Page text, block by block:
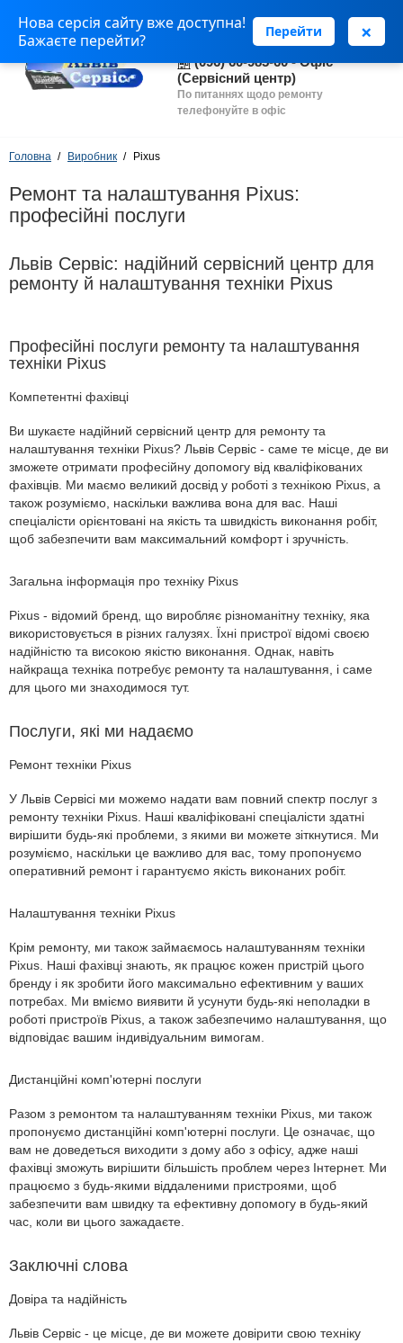
Нова серсія сайту вже доступна!
Бажаєте перейти?
Перейти ×
(063) 243 69 90 - Установка
(096) 60-985-60 - Офіс
(Сервісний центр)
По питаннях щодо ремонту
телефонуйте в офіс
Головна Виробник Pixus
Ремонт та налаштування Pixus:
професійні послуги
Львів Сервіс: надійний сервісний центр для
ремонту й налаштування техніки Pixus
Професійні послуги ремонту та налаштування
техніки Pixus
Компетентні фахівці
Ви шукаєте надійний сервісний центр для ремонту та
налаштування техніки Pixus? Львів Сервіс - саме те місце, де ви
зможете отримати професійну допомогу від кваліфікованих
фахівців. Ми маємо великий досвід у роботі з технікою Pixus, а
також розуміємо, наскільки важлива вона для вас. Наші
спеціалісти орієнтовані на якість та швидкість виконання робіт,
щоб забезпечити вам максимальний комфорт і зручність.
Загальна інформація про техніку Pixus
Pixus - відомий бренд, що виробляє різноманітну техніку, яка
використовується в різних галузях. Їхні пристрої відомі своєю
надійністю та високою якістю виконання. Однак, навіть
найкраща техніка потребує ремонту та налаштування, і саме
для цього ми знаходимося тут.
Послуги, які ми надаємо
Ремонт техніки Pixus
У Львів Сервісі ми можемо надати вам повний спектр послуг з
ремонту техніки Pixus. Наші кваліфіковані спеціалісти здатні
вирішити будь-які проблеми, з якими ви можете зіткнутися. Ми
розуміємо, наскільки це важливо для вас, тому пропонуємо
оперативний ремонт і гарантуємо якість виконаних робіт.
Налаштування техніки Pixus
Крім ремонту, ми також займаємось налаштуванням техніки
Pixus. Наші фахівці знають, як працює кожен пристрій цього
бренду і як зробити його максимально ефективним у ваших
потребах. Ми вміємо виявити й усунути будь-які неполадки в
роботі пристроїв Pixus, а також забезпечимо налаштування, що
відповідає вашим індивідуальним вимогам.
Дистанційні комп'ютерні послуги
Разом з ремонтом та налаштуванням техніки Pixus, ми також
пропонуємо дистанційні комп'ютерні послуги. Це означає, що
вам не доведеться виходити з дому або з офісу, адже наші
фахівці зможуть вирішити більшість проблем через Інтернет. Ми
працюємо з будь-якими віддаленими пристроями, щоб
забезпечити вам швидку та ефективну допомогу в будь-який
час, коли ви цього зажадаєте.
Заключні слова
Довіра та надійність
Львів Сервіс - це місце, де ви можете довірити свою техніку